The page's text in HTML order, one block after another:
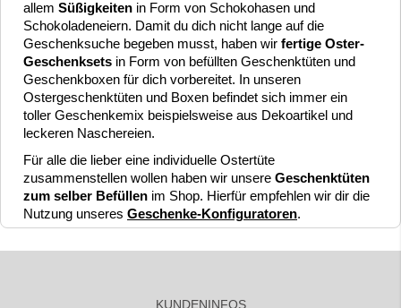
allem Süßigkeiten in Form von Schokohasen und
Schokoladeneiern. Damit du dich nicht lange auf die
Geschenksuche begeben musst, haben wir fertige Oster-
Geschenksets in Form von befüllten Geschenktüten und
Geschenkboxen für dich vorbereitet. In unseren
Ostergeschenktüten und Boxen befindet sich immer ein
toller Geschenkemix beispielsweise aus Dekoartikel und
leckeren Naschereien.
Für alle die lieber eine individuelle Ostertüte
zusammenstellen wollen haben wir unsere Geschenktüten
zum selber Befüllen im Shop. Hierfür empfehlen wir dir die
Nutzung unseres Geschenke-Konfiguratoren.
KUNDENINFOS